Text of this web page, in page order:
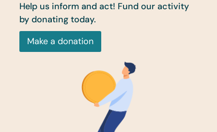
Help us inform and act! Fund our activity
by donating today.
Make a donation